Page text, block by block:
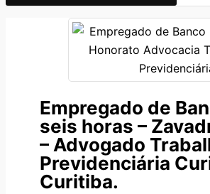
Empregado de
seis horas –
– Advogado
Previdenciária
Curitiba.